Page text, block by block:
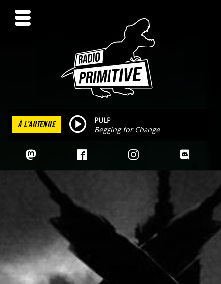
À L'ANTENNE
PULP
Begging for Change